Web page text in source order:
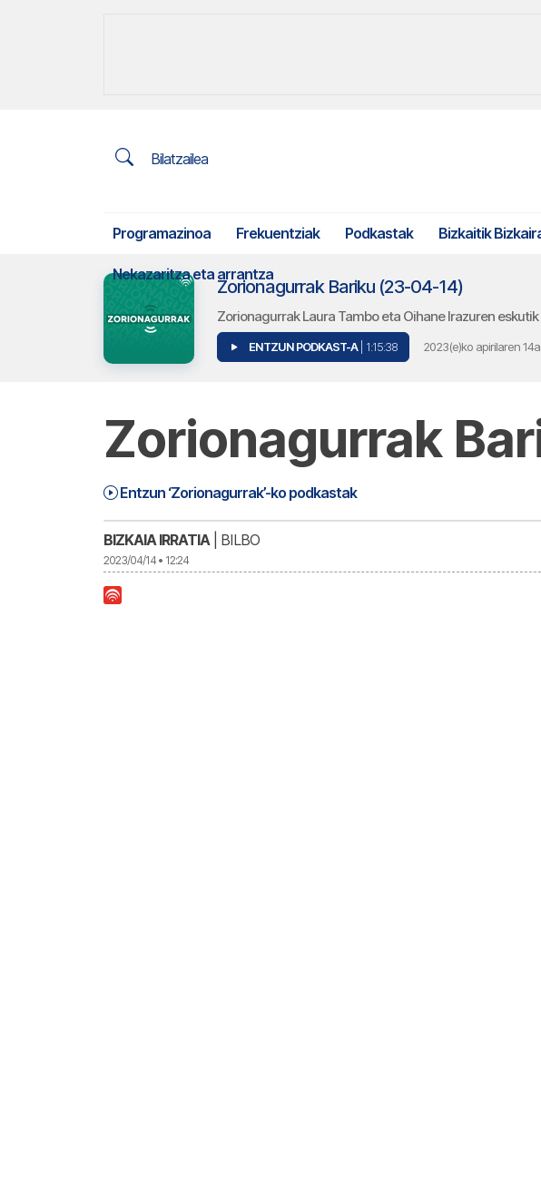
Bilatzailea
Programazinoa Frekuentziak Podkastak Bizkaitik
Nekazaritza eta arrantza
Zorionagurrak Bariku (23-04-14)
Zorionagurrak Laura Tambo eta Oihane Irazuren eskutik
ENTZUN PODKAST-A | 1:15:38 2023(e)ko apirilaren 14a
Zorionagurrak
Entzun ‘Zorionagurrak’-ko podkastak
1:15:38 Zorionagurrak Bariku (23-04-14) | Zorionagurrak
BIZKAIA IRRATIA| BILBO
2023/04/14 • 12:24